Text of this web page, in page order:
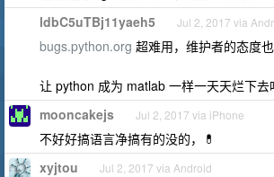
ldbC5uTBj11yaeh5 Jul 2, 2017 via
bugs.python.org 超难用，维护者的态度也
让 python 成为 matlab 一样一天天烂下去
mooncakejs Jul 2, 2017 via iPhone
不好好搞语言净搞有的没的，💊
xyjtou Jul 2, 2017 via Android